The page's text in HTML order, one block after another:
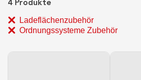
4 Produkte
Ladeflächenzubehör
Ordnungssysteme Zubehör